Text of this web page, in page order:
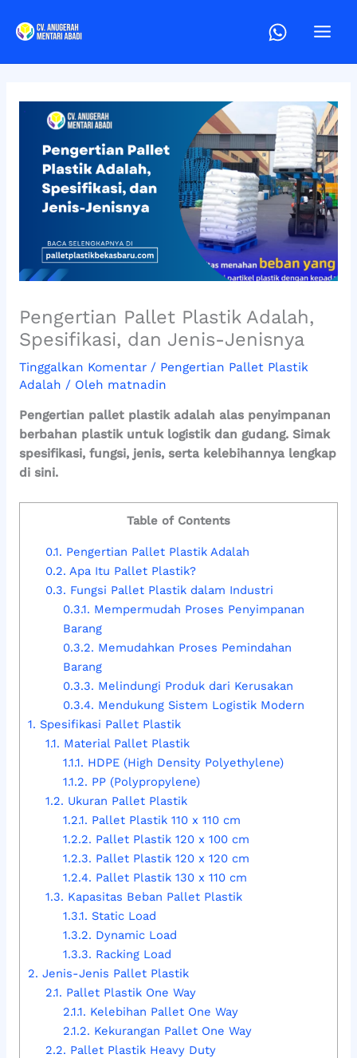
Pengertian Pallet Plastik Adalah,
Spesifikasi, dan Jenis-Jenisnya
Tinggalkan Komentar / Pengertian Pallet Plastik
Adalah / Oleh matnadin
Pengertian pallet plastik adalah alas penyimpanan
berbahan plastik untuk logistik dan gudang. Simak
spesifikasi, fungsi, jenis, serta kelebihannya lengkap
di sini.
Table of Contents
0.1. Pengertian Pallet Plastik Adalah
0.2. Apa Itu Pallet Plastik?
0.3. Fungsi Pallet Plastik dalam Industri
0.3.1. Mempermudah Proses Penyimpanan
Barang
0.3.2. Memudahkan Proses Pemindahan
Barang
0.3.3. Melindungi Produk dari Kerusakan
0.3.4. Mendukung Sistem Logistik Modern
1. Spesifikasi Pallet Plastik
1.1. Material Pallet Plastik
1.1.1. HDPE (High Density Polyethylene)
1.1.2. PP (Polypropylene)
1.2. Ukuran Pallet Plastik
1.2.1. Pallet Plastik 110 x 110 cm
1.2.2. Pallet Plastik 120 x 100 cm
1.2.3. Pallet Plastik 120 x 120 cm
1.2.4. Pallet Plastik 130 x 110 cm
1.3. Kapasitas Beban Pallet Plastik
1.3.1. Static Load
1.3.2. Dynamic Load
1.3.3. Racking Load
2. Jenis-Jenis Pallet Plastik
2.1. Pallet Plastik One Way
2.1.1. Kelebihan Pallet One Way
2.1.2. Kekurangan Pallet One Way
2.2. Pallet Plastik Heavy Duty